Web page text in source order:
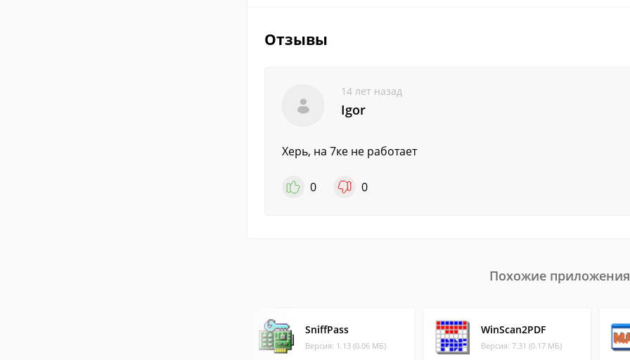
Отзывы
14 лет назад
Igor
Херь, на 7ке не работает
0 0
Похожие приложения
SniffPass
Версия: 1.13 (0.06 МБ)
WinScan2PDF
Версия: 7.31 (0.17 МБ)